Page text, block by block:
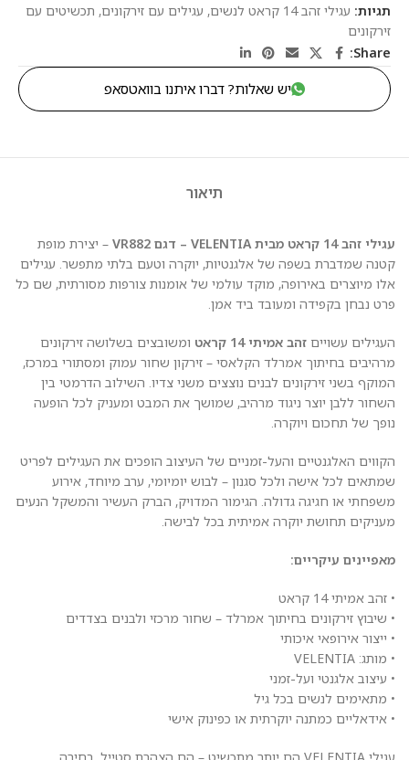
תגיות: עגילי זהב 14 קראט לנשים , עגילים עם זירקונים, תכשיטים עם
זירקונים
Share:
יש שאלות? דברו איתנו בוואטסאפ
תיאור
עגילי זהב 14 קראט מבית VELENTIA – דגם VR882
– יצירת מופת
קטנה שמדברת בשפה של אלגנטיות, יוקרה וטעם בלתי מתפשר. עגילים
אלו מיוצרים באירופה, מוקד עולמי של אומנות צורפות מסורתית, שם כל
פרט נבחן בקפידה ומעובד ביד אמן.
העגילים עשויים זהב אמיתי 14 קראט
ומשובצים בשלושה זירקונים
מרהיבים בחיתוך אמרלד הקלאסי – זירקון שחור עמוק ומסתורי במרכז,
המוקף בשני זירקונים לבנים נוצצים משני צדיו. השילוב הדרמטי בין
השחור ללבן יוצר ניגוד מרהיב, שמושך את המבט ומעניק לכל הופעה
נופך של תחכום ויוקרה.
הקווים האלגנטיים והעל-זמניים של העיצוב הופכים את העגילים לפריט
שמתאים לכל אישה ולכל סגנון – לבוש יומיומי, ערב מיוחד, אירוע
משפחתי או חגיגה גדולה. הגימור המדויק, הברק העשיר והמשקל הנעים
מעניקים תחושת יוקרה אמיתית בכל לבישה.
מאפיינים עיקריים:
• זהב אמיתי 14 קראט
• שיבוץ זירקונים בחיתוך אמרלד – שחור מרכזי ולבנים בצדדים
• ייצור אירופאי איכותי
• מותג: VELENTIA
• עיצוב אלגנטי ועל-זמני
• מתאימים לנשים בכל גיל
• אידאליים כמתנה יוקרתית או כפינוק אישי